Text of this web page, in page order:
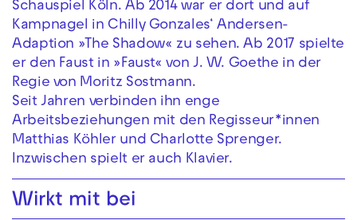
Schauspiel Köln. Ab 2014 war er dort und auf
Kampnagel in Chilly Gonzales‘ Andersen-
Adaption »The Shadow« zu sehen. Ab 2017 spielte
er den Faust in »Faust« von J. W. Goethe in der
Regie von Moritz Sostmann.
Seit Jahren verbinden ihn enge
Arbeitsbeziehungen mit den Regisseur*innen
Matthias Köhler und Charlotte Sprenger.
Inzwischen spielt er auch Klavier.
Wirkt mit bei